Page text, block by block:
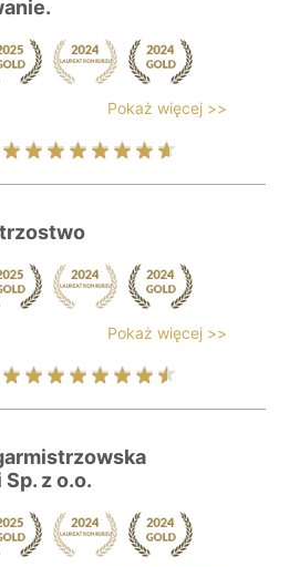
Pokaż więcej >>
Pokaż więcej >>
z o.o.